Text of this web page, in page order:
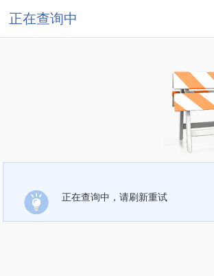
正在查询中
正在查询中，请刷新重试